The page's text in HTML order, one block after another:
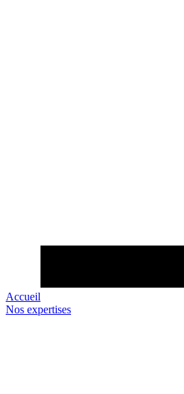
Accueil
Nos expertises